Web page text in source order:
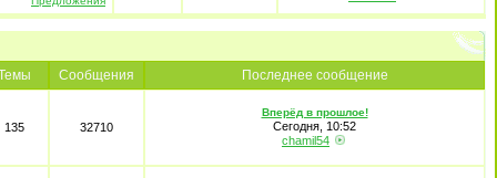
Сообщения Последнее сообщение
135 32710
Вперёд в прошлое!
Сегодня, 10:52
chamil54